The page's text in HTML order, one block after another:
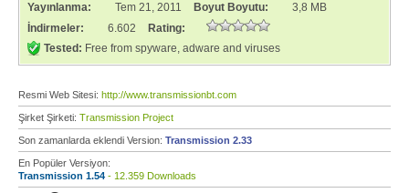
Yayınlanma: Tem 21, 2011 Boyut Boyutu:
3,8 MB
İndirmeler:
6.602
Rating:
Tested: Free from spyware, adware and viruses
Resmi Web Sitesi: http://www.transmissionbt.com
Şirket Şirketi: Transmission Project
Son zamanlarda eklendi Version: Transmission 2.33
En Popüler Versiyon:
Transmission 1.54 - 12.359 Downloads